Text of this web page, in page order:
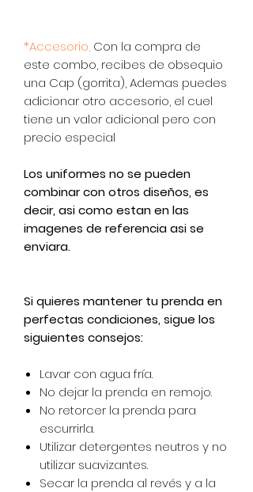
*Accesorio, Con la compra de
este combo, recibes de obsequio
una Cap (gorrita), Ademas puedes
adicionar otro accesorio, el cuel
tiene un valor adicional pero con
precio especial
Los uniformes no se pueden
combinar con otros diseños, es
decir, asi como estan en las
imagenes de referencia asi se
enviara.
Si quieres mantener tu prenda en
perfectas condiciones, sigue los
siguientes consejos:
Lavar con agua fría.
No dejar la prenda en remojo.
No retorcer la prenda para
escurrirla.
Utilizar detergentes neutros y no
utilizar suavizantes.
Secar la prenda al revés y a la